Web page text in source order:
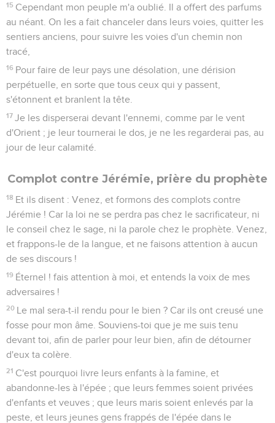
15 Cependant mon peuple m'a oublié. Il a offert des parfums
au néant. On les a fait chanceler dans leurs voies, quitter les
sentiers anciens, pour suivre les voies d'un chemin non
tracé,
16 Pour faire de leur pays une désolation, une dérision
perpétuelle, en sorte que tous ceux qui y passent,
s'étonnent et branlent la tête.
17 Je les disperserai devant l'ennemi, comme par le vent
d'Orient ; je leur tournerai le dos, je ne les regarderai pas, au
jour de leur calamité.
Complot contre Jérémie, prière du prophète
18 Et ils disent : Venez, et formons des complots contre
Jérémie ! Car la loi ne se perdra pas chez le sacrificateur, ni
le conseil chez le sage, ni la parole chez le prophète. Venez,
et frappons-le de la langue, et ne faisons attention à aucun
de ses discours !
19 Éternel ! fais attention à moi, et entends la voix de mes
adversaires !
20 Le mal sera-t-il rendu pour le bien ? Car ils ont creusé une
fosse pour mon âme. Souviens-toi que je me suis tenu
devant toi, afin de parler pour leur bien, afin de détourner
d'eux ta colère.
21 C'est pourquoi livre leurs enfants à la famine, et
abandonne-les à l'épée ; que leurs femmes soient privées
d'enfants et veuves ; que leurs maris soient enlevés par la
peste, et leurs jeunes gens frappés de l'épée dans le